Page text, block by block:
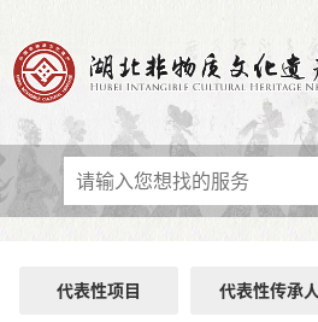
代表性项目 代表性传承人